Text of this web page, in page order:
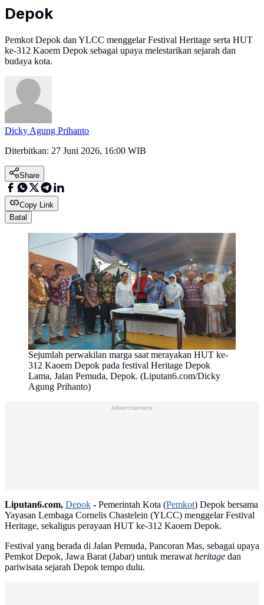
Depok
Pemkot Depok dan YLCC menggelar Festival Heritage serta HUT
ke-312 Kaoem Depok sebagai upaya melestarikan sejarah dan
budaya kota.
Dicky Agung Prihanto
Diterbitkan: 27 Juni 2026, 16:00 WIB
Share
Copy Link
Batal
Sejumlah perwakilan marga saat merayakan HUT ke-
312 Kaoem Depok pada festival Heritage Depok
Lama, Jalan Pemuda, Depok. (Liputan6.com/Dicky
Agung Prihanto)
Advertisement
Liputan6.com, Depok - Pemerintah Kota (Pemkot) Depok bersama
Yayasan Lembaga Cornelis Chastelein (YLCC) menggelar Festival
Heritage, sekaligus perayaan HUT ke-312 Kaoem Depok.
Festival yang berada di Jalan Pemuda, Pancoran Mas, sebagai upaya
Pemkot Depok, Jawa Barat (Jabar) untuk merawatheritage dan
pariwisata sejarah Depok tempo dulu.